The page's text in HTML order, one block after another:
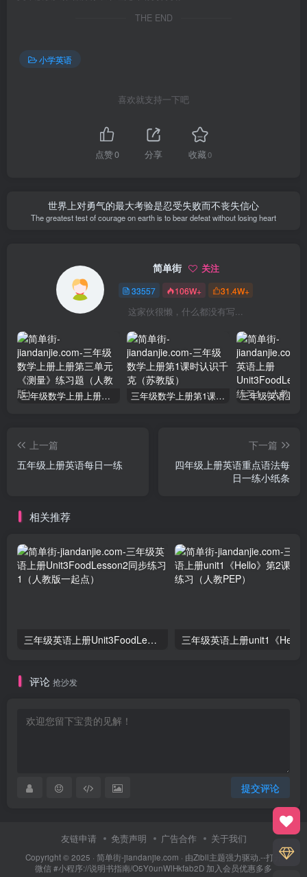
THE END
小学英语
喜欢就支持一下吧
点赞0 分享 收藏0
世界上对勇气的最大考验是忍受失败而不丧失信心
The greatest test of courage on earth is to bear defeat without losing heart
简单街 关注
33557 106W+ 31.4W+
这家伙很懒，什么都没有写...
三年级数学上册上册第三单元《测量》练习题（人教版） 三年级数学上册第1课时认识千克（苏教版）
上一篇
五年级上册英语每日一练
下一篇
四年级上册英语重点语法每
日一练小纸条
相关推荐
三年级英语上册Unit3FoodLesson2同步练习1（人教版一起点）
评论 抢沙发
提交评论
友链申请 免责声明 广告合作 关于我们
Copyright © 2025 · 简单街-jiandanjie.com · 由Zibll主题强力驱动.--打开
微信 #小程序://说明书指南/O5Y0unWlHkfab2D 加入会员优惠多多